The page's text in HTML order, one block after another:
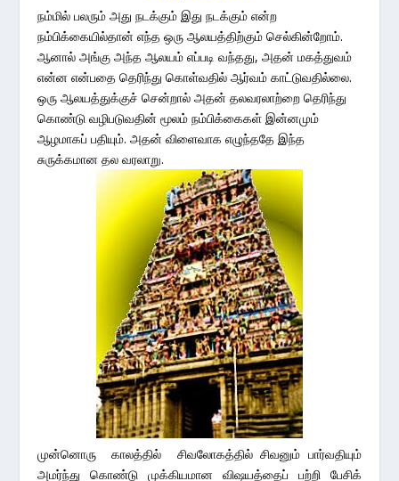
நம்மில் பலரும் அது நடக்கும் இது நடக்கும் என்ற
நம்பிக்கையில்தான் எந்த ஒரு ஆலயத்திற்கும் செல்கின்றோம்.
ஆனால் அங்கு அந்த ஆலயம் எப்படி வந்தது, அதன் மகத்துவம்
என்ன என்பதை தெரிந்து கொள்வதில் ஆர்வம் காட்டுவதில்லை.
ஒரு ஆலயத்துக்குச் சென்றால் அதன் தலவரலாற்றை தெரிந்து
கொண்டு வழிபடுவதின் மூலம் நம்பிக்கைகள் இன்னமும்
ஆழமாகப் பதியும். அதன் விளைவாக எழுந்ததே இந்த
சுருக்கமான தல வரலாறு.
முன்னொரு காலத்தில் சிவலோகத்தில் சிவனும் பார்வதியும்
அமர்ந்து கொண்டு முக்கியமான விஷயத்தைப் பற்றி பேசிக்